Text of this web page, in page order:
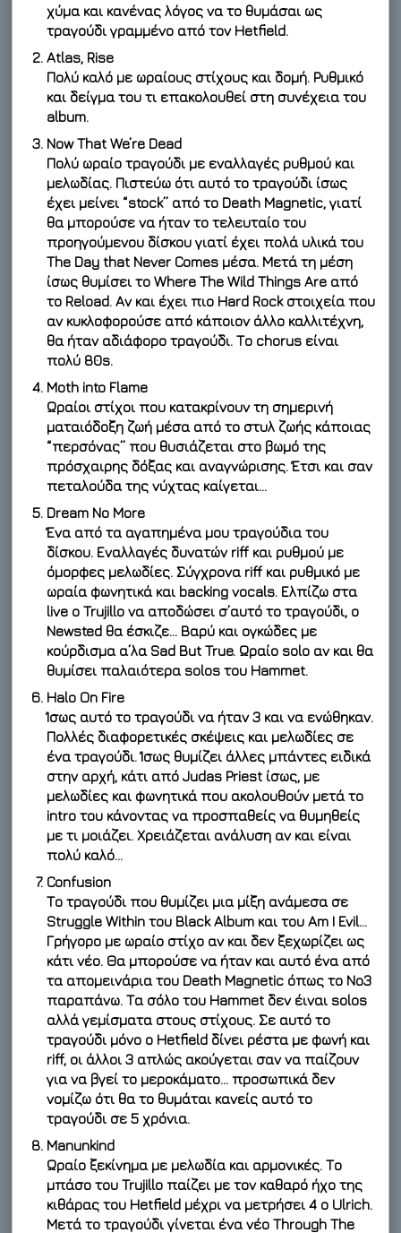
χύμα και κανένας λόγος να το θυμάσαι ως
τραγούδι γραμμένο από τον Hetfield.
Atlas, Rise
Πολύ καλό με ωραίους στίχους και δομή. Ρυθμικό
και δείγμα του τι επακολουθεί στη συνέχεια του
album.
Now That We’re Dead
Πολύ ωραίο τραγούδι με εναλλαγές ρυθμού και
μελωδίας. Πιστεύω ότι αυτό το τραγούδι ίσως
έχει μείνει “stock” από το Death Magnetic, γιατί
θα μπορούσε να ήταν το τελευταίο του
προηγούμενου δίσκου γιατί έχει πολά υλικά του
The Day that Never Comes μέσα. Μετά τη μέση
ίσως θυμίσει το Where The Wild Things Are από
το Reload. Αν και έχει πιο Hard Rock στοιχεία που
αν κυκλοφορούσε από κάποιον άλλο καλλιτέχνη,
θα ήταν αδιάφορο τραγούδι. Το chorus είναι
πολύ 80s.
Moth into Flame
Ωραίοι στίχοι που κατακρίνουν τη σημερινή
ματαιόδοξη ζωή μέσα από το στυλ ζωής κάποιας
“περσόνας” που θυσιάζεται στο βωμό της
πρόσχαιρης δόξας και αναγνώρισης. Έτσι και σαν
πεταλούδα της νύχτας καίγεται…
Dream No More
Ένα από τα αγαπημένα μου τραγούδια του
δίσκου. Εναλλαγές δυνατών riff και ρυθμού με
όμορφες μελωδίες. Σύγχρονα riff και ρυθμικό με
ωραία φωνητικά και backing vocals. Ελπίζω στα
live ο Trujillo να αποδώσει σ’αυτό το τραγούδι, ο
Newsted θα έσκιζε… Βαρύ και ογκώδες με
κούρδισμα α’λα Sad But True. Ωραίο solo αν και θα
θυμίσει παλαιότερα solos του Hammet.
Halo On Fire
Ίσως αυτό το τραγούδι να ήταν 3 και να ενώθηκαν.
Πολλές διαφορετικές σκέψεις και μελωδίες σε
ένα τραγούδι. Ίσως θυμίζει άλλες μπάντες ειδικά
στην αρχή, κάτι από Judas Priest ίσως, με
μελωδίες και φωνητικά που ακολουθούν μετά το
intro του κάνοντας να προσπαθείς να θυμηθείς
με τι μοιάζει. Χρειάζεται ανάλυση αν και είναι
πολύ καλό…
Confusion
Το τραγούδι που θυμίζει μια μίξη ανάμεσα σε
Struggle Within του Black Album και του Am I Evil…
Γρήγορο με ωραίο στίχο αν και δεν ξεχωρίζει ως
κάτι νέο. Θα μπορούσε να ήταν και αυτό ένα από
τα απομεινάρια του Death Magnetic όπως το Νο3
παραπάνω. Τα σόλο του Hammet δεν έιναι solos
αλλά γεμίσματα στους στίχους. Σε αυτό το
τραγούδι μόνο ο Hetfield δίνει ρέστα με φωνή και
riff, οι άλλοι 3 απλώς ακούγεται σαν να παίζουν
για να βγεί το μεροκάματο… προσωπικά δεν
νομίζω ότι θα το θυμάται κανείς αυτό το
τραγούδι σε 5 χρόνια.
Manunkind
Ωραίο ξεκίνημα με μελωδία και αρμονικές. Το
μπάσο του Trujillo παίζει με τον καθαρό ήχο της
κιθάρας του Hetfield μέχρι να μετρήσει 4 ο Ulrich.
Μετά το τραγούδι γίνεται ένα νέο Through The